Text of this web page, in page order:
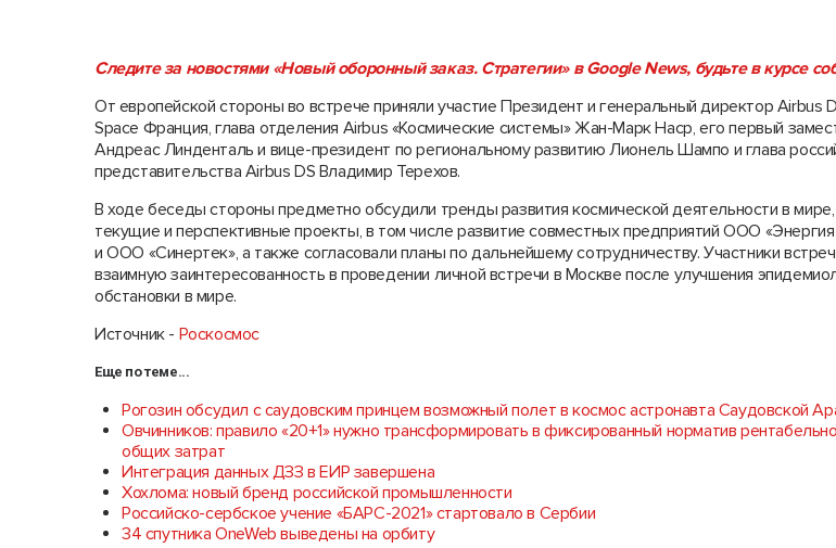
Следите за новостями «Новый оборонный заказ. Стратегии» в Google News, будьте в курсе
От европейской стороны во встрече приняли участие Президент и генеральный директор Airbus
Space Франция, глава отделения Airbus «Космические системы» Жан-Марк Наср, его первый
Андреас Линденталь и вице-президент по региональному развитию Лионель Шампо и глава
представительства Airbus DS Владимир Терехов.
В ходе беседы стороны предметно обсудили тренды развития космической деятельности в
текущие и перспективные проекты, в том числе развитие совместных предприятий ООО
и ООО «Синертек», а также согласовали планы по дальнейшему сотрудничеству. Участники
взаимную заинтересованность в проведении личной встречи в Москве после улучшения
обстановки в мире.
Источник - Роскосмос
Еще по теме...
Рогозин обсудил с саудовским принцем возможный полет в космос астронавта Саудовской
Овчинников: правило «20+1» нужно трансформировать в фиксированный норматив
общих затрат
Интеграция данных ДЗЗ в ЕИР завершена
Хохлома: новый бренд российской промышленности
Российско-сербское учение «БАРС-2021» стартовало в Сербии
34 спутника OneWeb выведены на орбиту